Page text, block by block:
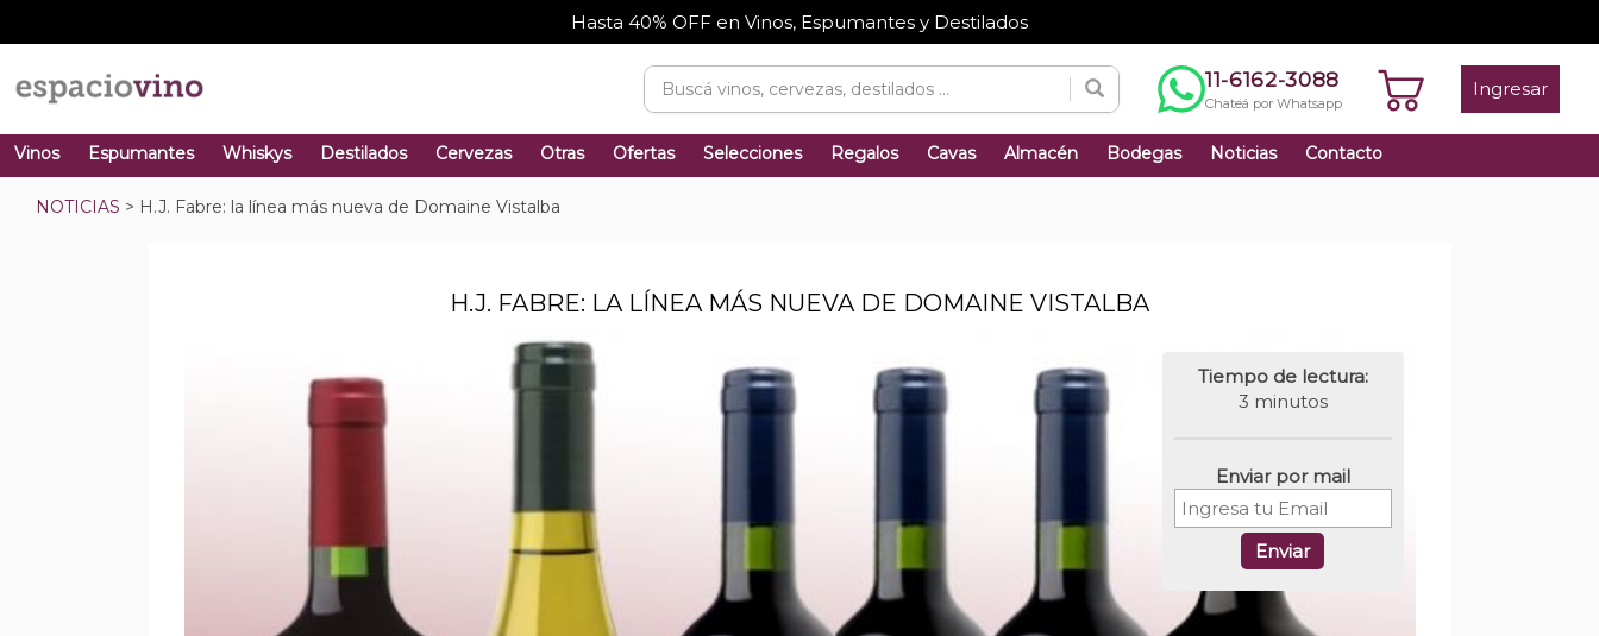
Hasta 40% OFF en Vinos, Espumantes y Destilados
11-6162-3088
Chateá por Whatsapp
Ingresar
Vinos Espumantes Whiskys Destilados Cervezas Otras Ofertas Selecciones Regalos Cavas Almacén Bodegas Noticias Contacto
NOTICIAS > H.J. Fabre: la línea más nueva de Domaine Vistalba
H.J. FABRE: LA LÍNEA MÁS NUEVA DE DOMAINE VISTALBA
Tiempo de lectura:
3 minutos
Enviar por mail
Enviar